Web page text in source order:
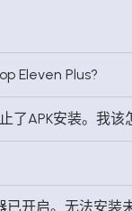
Eleven Plus?
了APK安装。我该
开启。无法安装